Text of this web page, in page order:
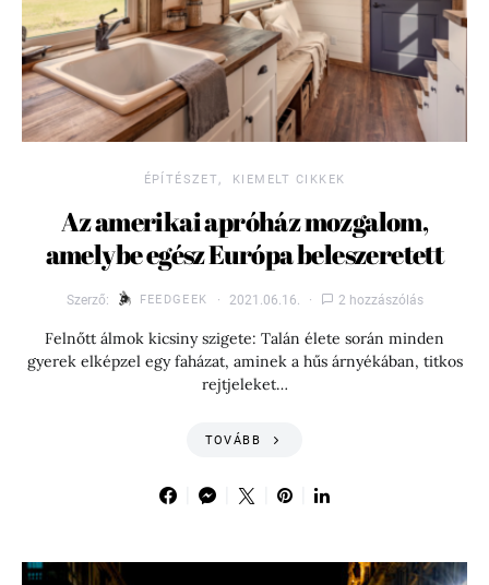
ÉPÍTÉSZET KIEMELT CIKKEK
Az amerikai apróház mozgalom,
amelybe egész Európa beleszeretett
Szerző: FEEDGEEK 2021.06.16. 2 hozzászólás
Felnőtt álmok kicsiny szigete: Talán élete során minden
gyerek elképzel egy faházat, aminek a hűs árnyékában, titkos
rejtjeleket…
TOVÁBB